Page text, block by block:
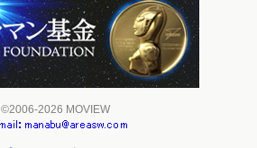
©2006-2026 MOVIEW